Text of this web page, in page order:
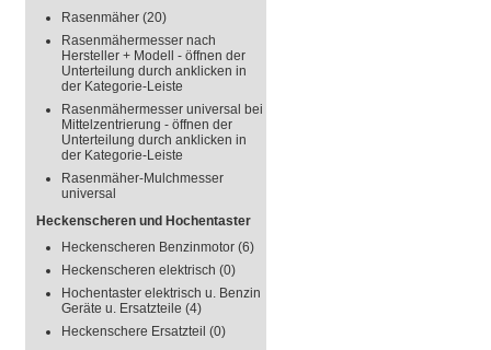
Rasenmäher (20)
Rasenmähermesser nach
Hersteller + Modell - öffnen der
Unterteilung durch anklicken in
der Kategorie-Leiste
Rasenmähermesser universal bei
Mittelzentrierung - öffnen der
Unterteilung durch anklicken in
der Kategorie-Leiste
Rasenmäher-Mulchmesser
universal
Heckenscheren und Hochentaster
Heckenscheren Benzinmotor (6)
Heckenscheren elektrisch (0)
Hochentaster elektrisch u. Benzin
Geräte u. Ersatzteile (4)
Heckenschere Ersatzteil (0)